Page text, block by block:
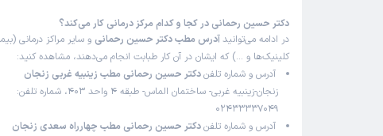
دکتر حسین رحمانی در کجا و کدام مرکز درمانی کار می‌کند؟
در ادامه می‌توانید آدرس مطب دکتر حسین رحمانی و سایر مراکز درمانی
کلینیک‌ها و …) که ایشان در آن کار طبابت انجام می‌دهند، مشاهده کنید:
آدرس و شماره تلفندکتر حسین رحمانی مطب زینبیه غربی زنجان
زنجان-زینبیه غربی- ساختمان الماس- طبقه 4 واحد 403، شماره تلفن:
02433337049
آدرس و شماره تلفندکتر حسین رحمانی مطب چهارراه سعدی زنجان